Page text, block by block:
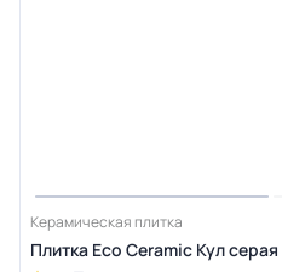
Керамическая плитка
Плитка Eco Ceramic Кул